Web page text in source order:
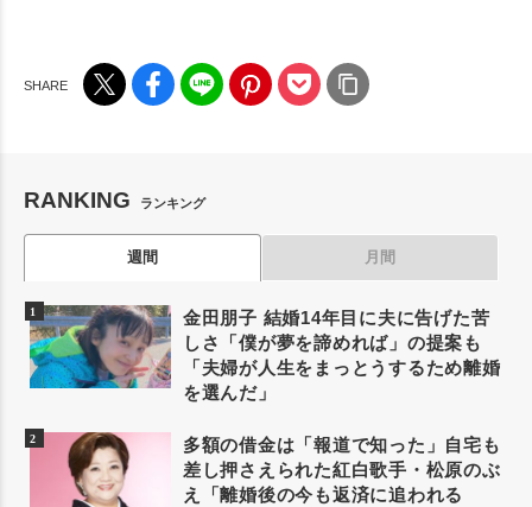
RANKING ランキング
週間 月間
金田朋子 結婚14年目に夫に告げた苦
しさ「僕が夢を諦めれば」の提案も
「夫婦が人生をまっとうするため離婚
を選んだ」
多額の借金は「報道で知った」自宅も
差し押さえられた紅白歌手・松原のぶ
え「離婚後の今も返済に追われる